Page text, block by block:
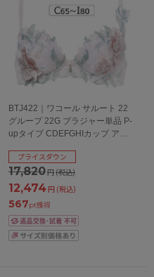
BTJ422｜ワコール サルート 22
グループ 22G ブラジャー単品 P-
upタイプ CDEFGHIカップ アン
17,820円(税込)
プライスダウン
12,474円 (税込)
567pt獲得